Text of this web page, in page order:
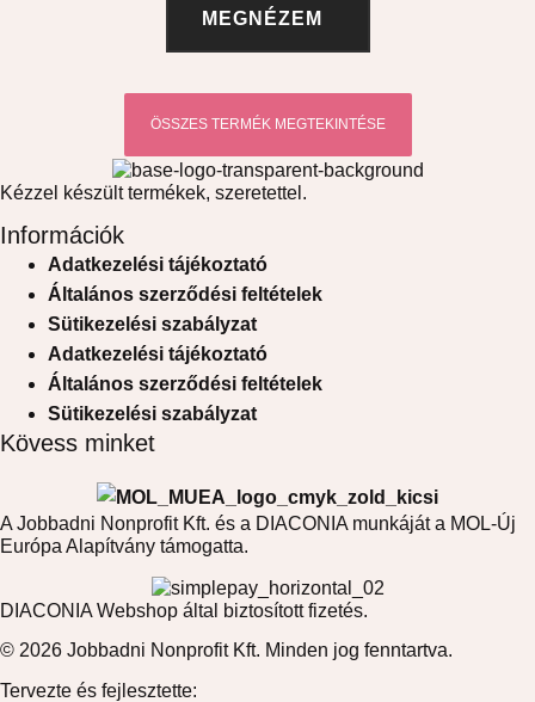
MEGNÉZEM
ÖSSZES TERMÉK MEGTEKINTÉSE
Kézzel készült termékek, szeretettel.
Információk
Adatkezelési tájékoztató
Általános szerződési feltételek
Sütikezelési szabályzat
Adatkezelési tájékoztató
Általános szerződési feltételek
Sütikezelési szabályzat
Kövess minket
A Jobbadni Nonprofit Kft. és a DIACONIA munkáját a MOL-Új
Európa Alapítvány támogatta.
DIACONIA Webshop által biztosított fizetés.
© 2026 Jobbadni Nonprofit Kft. Minden jog fenntartva.
Tervezte és fejlesztette: